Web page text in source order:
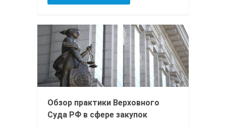
Обзор практики Верховного
Суда РФ в сфере закупок